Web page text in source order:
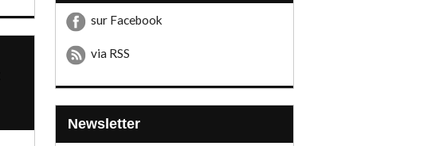
sur Facebook
via RSS
Newsletter